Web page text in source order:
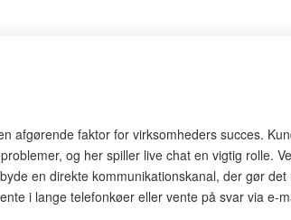
afgørende faktor for virksomheders succes.
og her spiller live chat en vigtig rolle.
en direkte kommunikationskanal, der gør det
i lange telefonkøer eller vente på svar via e-